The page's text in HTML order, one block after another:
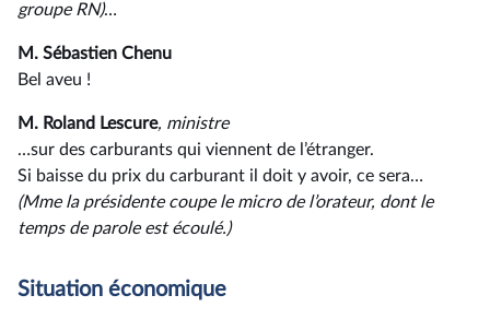
groupe RN)…
M. Sébastien Chenu
Bel aveu !
M. Roland Lescure, ministre
…sur des carburants qui viennent de l’étranger.
Si baisse du prix du carburant il doit y avoir, ce sera…
(Mme la présidente coupe le micro de l’orateur, dont le
temps de parole est écoulé.)
Situation économique